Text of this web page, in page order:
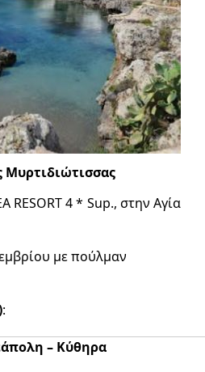
Μυρτιδιώτισσας
RESORT 4 * Sup., στην Αγία
με πούλμαν
:
– Κύθηρα